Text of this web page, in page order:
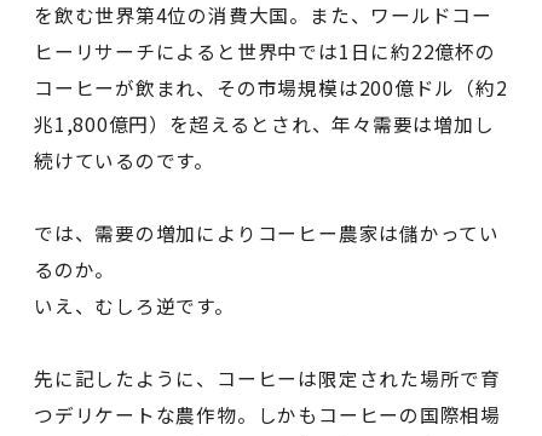
を飲む世界第4位の消費大国。また、ワールドコー
ヒーリサーチによると世界中では1日に約22億杯の
コーヒーが飲まれ、その市場規模は200億ドル（約2
兆1,800億円）を超えるとされ、年々需要は増加し
続けているのです。
では、需要の増加によりコーヒー農家は儲かってい
るのか。
いえ、むしろ逆です。
先に記したように、コーヒーは限定された場所で育
つデリケートな農作物。しかもコーヒーの国際相場